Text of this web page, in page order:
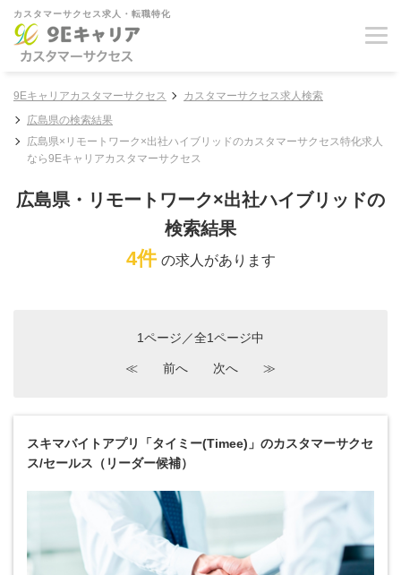
カスタマーサクセス求人・転職特化
9Eキャリアカスタマーサクセス
カスタマーサクセス求人検索
広島県の検索結果
広島県×リモートワーク×出社ハイブリッドのカスタマーサクセス特化求人
なら9Eキャリアカスタマーサクセス
広島県・リモートワーク×出社ハイブリッドの
検索結果
4件 の求人があります
1ページ／全1ページ中
≪ 前へ 次へ ≫
スキマバイトアプリ「タイミー(Timee)」のカスタマーサクセ
ス/セールス（リーダー候補）